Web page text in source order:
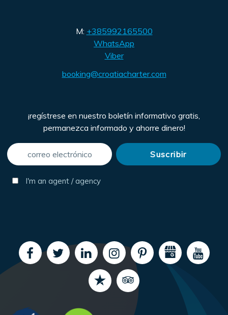
M: +385992165500
WhatsApp
Viber
booking@croatiacharter.com
¡regístrese en nuestro boletín informativo gratis,
permanezca informado y ahorre dinero!
I'm an agent / agency